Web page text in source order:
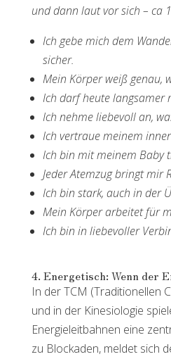
und dann laut vor sich – ca
Ich gebe mich dem
sicher.
Mein Körper weiß genau,
Ich darf heute langsamer
Ich nehme liebevoll an,
Ich vertraue meinem
Ich bin mit meinem Baby
Jeder Atemzug bringt mir
Ich bin stark, auch in der
Mein Körper arbeitet für
Ich bin in liebevoller
4. Energetisch: Wenn der
In der TCM (Traditionellen
und in der Kinesiologie
Energieleitbahnen eine
zu Blockaden, meldet sich